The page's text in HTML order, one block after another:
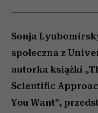
Sonja
społeczna z
autorka książki
Scientific
You Want”,